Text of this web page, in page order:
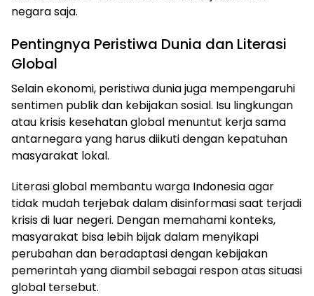
negara saja.
Pentingnya Peristiwa Dunia dan Literasi
Global
Selain ekonomi, peristiwa dunia juga mempengaruhi
sentimen publik dan kebijakan sosial. Isu lingkungan
atau krisis kesehatan global menuntut kerja sama
antarnegara yang harus diikuti dengan kepatuhan
masyarakat lokal.
Literasi global membantu warga Indonesia agar
tidak mudah terjebak dalam disinformasi saat terjadi
krisis di luar negeri. Dengan memahami konteks,
masyarakat bisa lebih bijak dalam menyikapi
perubahan dan beradaptasi dengan kebijakan
pemerintah yang diambil sebagai respon atas situasi
global tersebut.